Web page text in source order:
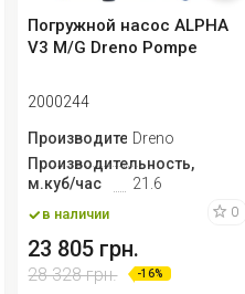
Погружной насос ALPHA
V3 M/G Dreno Pompe
2000244
ПроизводительDreno
Производительность,
м.куб/час
21.6
в наличии 0
23 805 грн.
28 328 грн. -16%